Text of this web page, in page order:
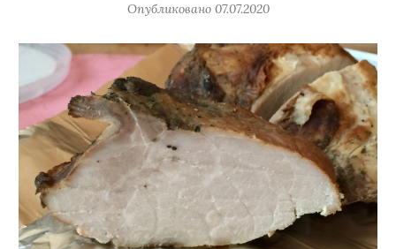
Опубликовано 07.07.2020